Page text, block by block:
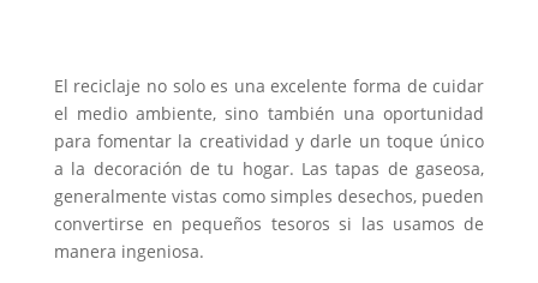
El reciclaje no solo es una excelente forma de cuidar
el medio ambiente, sino también una oportunidad
para fomentar la creatividad y darle un toque único
a la decoración de tu hogar. Las tapas de gaseosa,
generalmente vistas como simples desechos, pueden
convertirse en pequeños tesoros si las usamos de
manera ingeniosa.